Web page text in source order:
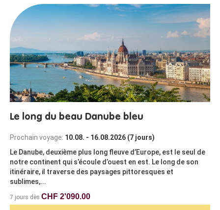
Le long du beau Danube bleu
Prochain voyage: 10.08. - 16.08.2026 (7 jours)
Le Danube, deuxième plus long fleuve d’Europe, est le seul de
notre continent qui s’écoule d’ouest en est. Le long de son
itinéraire, il traverse des paysages pittoresques et
sublimes,...
7 jours dès CHF 2'090.00